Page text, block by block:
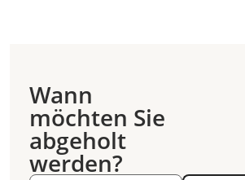
Wann
möchten Sie
abgeholt
werden?